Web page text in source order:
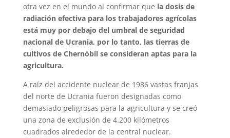
otra vez en el mundo al confirmar que la dosis de
radiación efectiva para los trabajadores agrícolas
está muy por debajo del umbral de seguridad
nacional de Ucrania, por lo tanto, las tierras de
cultivos de Chernóbil se consideran aptas para la
agricultura.
A raíz del accidente nuclear de 1986 vastas franjas
del norte de Ucrania fueron designadas como
demasiado peligrosas para la agricultura y se creó
una zona de exclusión de 4.200 kilómetros
cuadrados alrededor de la central nuclear.